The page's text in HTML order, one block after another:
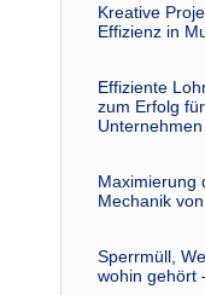
Kreative
Effizienz in
Effiziente
zum Erfolg
Unternehmen
Maximierung
Mechanik
Sperrmüll,
wohin gehört